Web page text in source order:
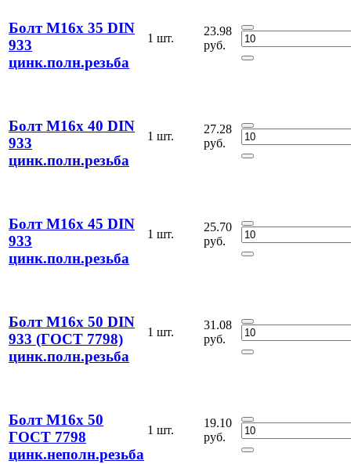
Болт М16х 35 DIN
933
цинк.полн.резьба
1 шт.
23.98
руб.
Болт М16х 40 DIN
933
цинк.полн.резьба
1 шт.
27.28
руб.
Болт М16х 45 DIN
933
цинк.полн.резьба
1 шт.
25.70
руб.
Болт М16х 50 DIN
933 (ГОСТ 7798)
цинк.полн.резьба
1 шт.
31.08
руб.
Болт М16х 50
ГОСТ 7798
цинк.неполн.резьба
1 шт.
19.10
руб.